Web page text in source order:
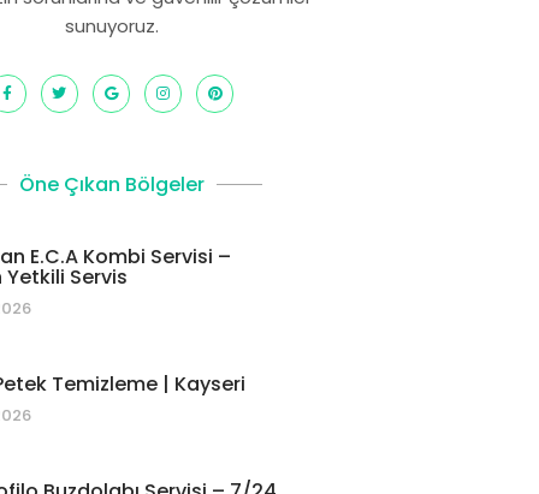
sunuyoruz.
Öne Çıkan Bölgeler
E.C.A Kombi Servisi –
Servis
Temizleme | Kayseri